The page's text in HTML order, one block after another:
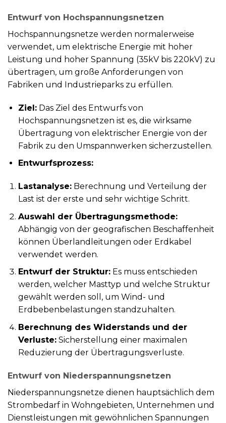
Entwurf von Hochspannungsnetzen
Hochspannungsnetze werden normalerweise
verwendet, um elektrische Energie mit hoher
Leistung und hoher Spannung (35kV bis 220kV) zu
übertragen, um große Anforderungen von
Fabriken und Industrieparks zu erfüllen.
Ziel:Das Ziel des Entwurfs von
Hochspannungsnetzen ist es, die wirksame
Übertragung von elektrischer Energie von der
Fabrik zu den Umspannwerken sicherzustellen.
Entwurfsprozess:
Lastanalyse:Berechnung und Verteilung der
Last ist der erste und sehr wichtige Schritt.
Auswahl der Übertragungsmethode:
Abhängig von der geografischen Beschaffenheit
können Überlandleitungen oder Erdkabel
verwendet werden.
Entwurf der Struktur:Es muss entschieden
werden, welcher Masttyp und welche Struktur
gewählt werden soll, um Wind- und
Erdbebenbelastungen standzuhalten.
Berechnung des Widerstands und der
Verluste:Sicherstellung einer maximalen
Reduzierung der Übertragungsverluste.
Entwurf von Niederspannungsnetzen
Niederspannungsnetze dienen hauptsächlich dem
Strombedarf in Wohngebieten, Unternehmen und
Dienstleistungen mit gewöhnlichen Spannungen